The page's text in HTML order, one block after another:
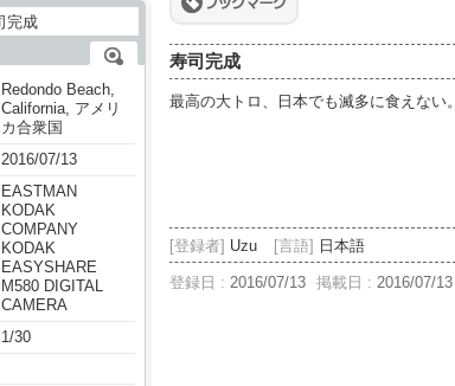
Redondo Beach,
California, アメリ
カ合衆国
2016/07/13
EASTMAN
KODAK
COMPANY
KODAK
EASYSHARE
M580 DIGITAL
CAMERA
1/30
寿司完成
最高の大トロ、日本でも滅多に食えない。
[登録者] Uzu [言語] 日本語
登録日 : 2016/07/13 掲載日 : 2016/07/13